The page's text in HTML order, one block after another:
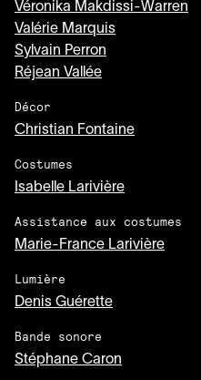
Véronika Makdissi-Warren
Valérie Marquis
Sylvain Perron
Réjean Vallée
Décor
Christian Fontaine
Costumes
Isabelle Larivière
Assistance aux costumes
Marie-France Larivière
Lumière
Denis Guérette
Bande sonore
Stéphane Caron